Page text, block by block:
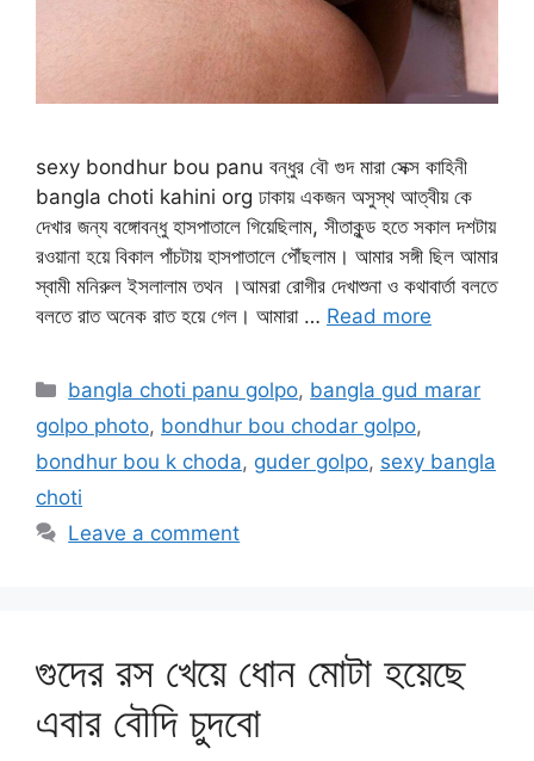
sexy bondhur bou panu বন্ধুর বৌ গুদ মারা সেক্স কাহিনী
bangla choti kahini org ঢাকায় একজন অসুস্থ আত্বীয় কে
দেখার জন্য বঙ্গোবন্ধু হাসপাতালে গিয়েছিলাম, সীতাকুন্ড হতে সকাল দশটায়
রওয়ানা হয়ে বিকাল পাঁচটায় হাসপাতালে পৌঁছলাম। আমার সঙ্গী ছিল আমার
স্বামী মনিরুল ইসলালাম তথন ।আমরা রোগীর দেখাশুনা ও কথাবার্তা বলতে
বলতে রাত অনেক রাত হয়ে গেল। আমারা … Read more
Categories
bangla choti panu golpo, bangla gud marar
golpo photo, bondhur bou chodar golpo,
bondhur bou k choda, guder golpo, sexy bangla
choti
Leave a comment
গুদের রস খেয়ে ধোন মোটা হয়েছে
এবার বৌদি চুদবো